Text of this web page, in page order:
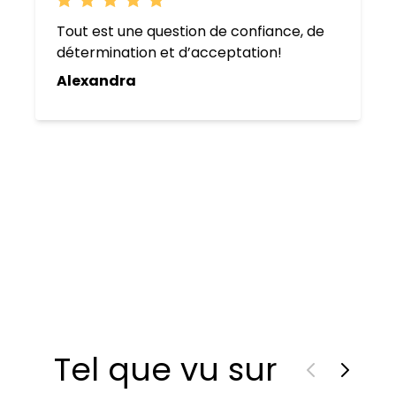
Tout est une question de confiance, de
détermination et d’acceptation!
Alexandra
Tel que vu sur